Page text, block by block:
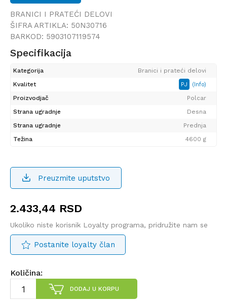
BRANICI I PRATEĆI DELOVI
ŠIFRA ARTIKLA: 50N30716
BARKOD: 5903107119574
Specifikacija
Kategorija
Branici i prateći delovi
Kvalitet
PJ (Info)
Proizvodjač
Polcar
Strana ugradnje
Desna
Strana ugradnje
Prednja
Težina
4600 g
Preuzmite uputstvo
2.433,44 RSD
Ukoliko niste korisnik Loyalty programa, pridružite nam se
Postanite loyalty član
Količina:
DODAJ U KORPU